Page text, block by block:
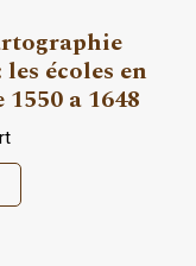
écoles en
a 1648